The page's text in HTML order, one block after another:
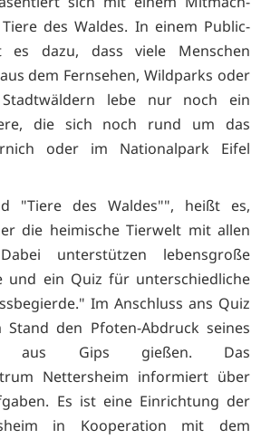
des Waldes. In einem Public-
es dazu, dass viele Menschen
dem Fernsehen, Wildparks oder
lebe nur noch ein
die sich noch rund um das
oder im Nationalpark Eifel
"Tiere des Waldes"", heißt es,
die heimische Tierwelt mit allen
unterstützen lebensgroße
und ein Quiz für unterschiedliche
Im Anschluss ans Quiz
den Pfoten-Abdruck seines
aus Gips gießen. Das
Nettersheim informiert über
Es ist eine Einrichtung der
in Kooperation mit dem